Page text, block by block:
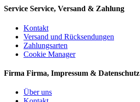
Service Service, Versand & Zahlung
Kontakt
Versand und Rücksendungen
Zahlungsarten
Cookie Manager
Firma Firma, Impressum & Datenschutz
Über uns